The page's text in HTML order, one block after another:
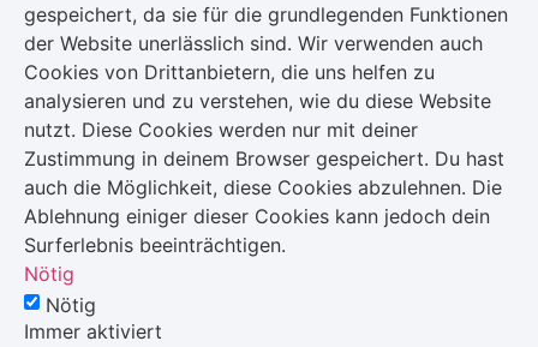
gespeichert, da sie für die grundlegenden Funktionen
der Website unerlässlich sind. Wir verwenden auch
Cookies von Drittanbietern, die uns helfen zu
analysieren und zu verstehen, wie du diese Website
nutzt. Diese Cookies werden nur mit deiner
Zustimmung in deinem Browser gespeichert. Du hast
auch die Möglichkeit, diese Cookies abzulehnen. Die
Ablehnung einiger dieser Cookies kann jedoch dein
Surferlebnis beeinträchtigen.
Nötig
Nötig
Immer aktiviert